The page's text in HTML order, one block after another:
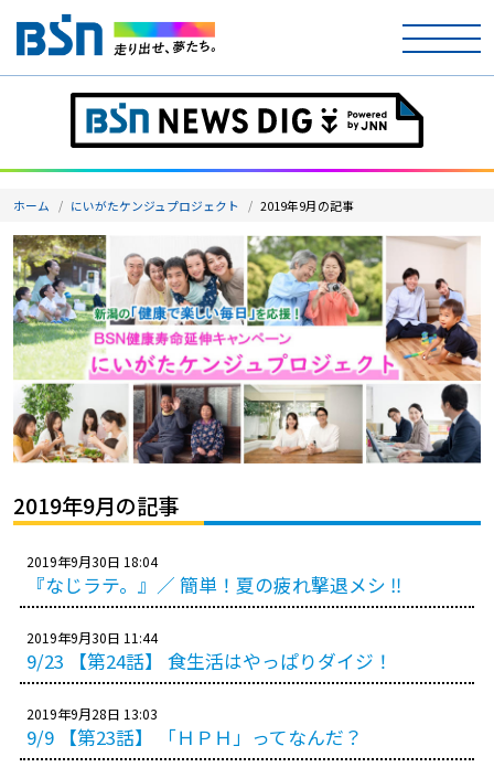
ホーム
テレビ
ラジオ
アナウンサー
イベント
ニュース
天気
プレゼント
キッズ
ケンジュ 愛の募金
Well-being
ショッピング
会社概要・ビジョン
ホーム にいがたケンジュプロジェクト 2019年9月の記事
2019年9月の記事
2019年9月30日 18:04
『なじラテ。』／ 簡単！夏の疲れ撃退メシ ‼
2019年9月30日 11:44
9/23 【第24話】 食生活はやっぱりダイジ！
2019年9月28日 13:03
9/9 【第23話】 「ＨＰＨ」ってなんだ？